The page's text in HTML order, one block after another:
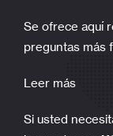
Se ofrece aquí
preguntas más
Leer más
Si usted